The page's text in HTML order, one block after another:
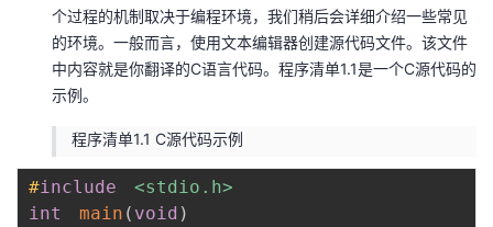
个过程的机制取决于编程环境，我们稍后会详细介绍一些常见
的环境。一般而言，使用文本编辑器创建源代码文件。该文件
中内容就是你翻译的C语言代码。程序清单1.1是一个C源代码的
示例。
程序清单1.1 C源代码示例
#include
<stdio.h>
int
main ( void )